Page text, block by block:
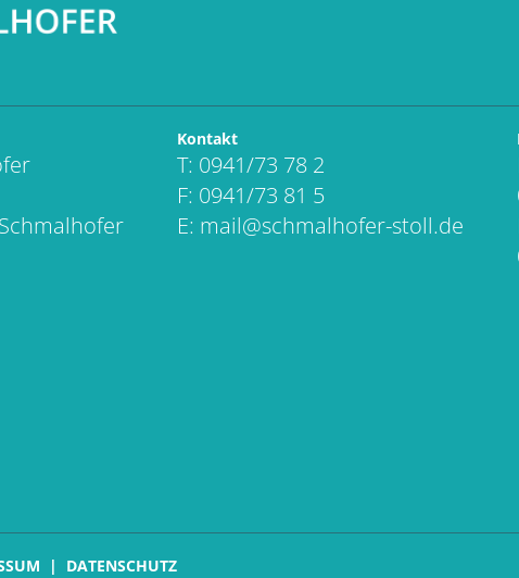
Kontakt
T: 0941/73 78 2
F: 0941/73 81 5
E: mail@schmalhofer-stoll.de
DATENSCHUTZ